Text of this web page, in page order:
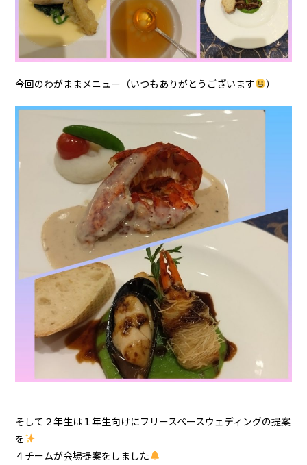
今回のわがままメニュー（いつもありがとうございます ）
そして２年生は１年生向けにフリースペースウェディングの提案
を
４チームが会場提案をしました